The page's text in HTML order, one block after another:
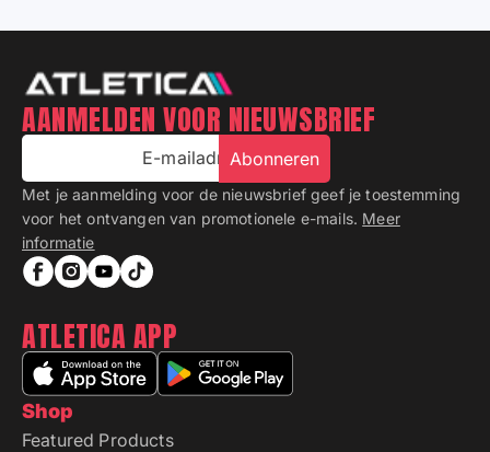
Shop
Featured Products
AANMELDEN VOOR NIEUWSBRIEF
E-mailadresAbonneren
Met je aanmelding voor de nieuwsbrief geef je toestemming
voor het ontvangen van promotionele e-mails. Meer
informatie
ATLETICA APP